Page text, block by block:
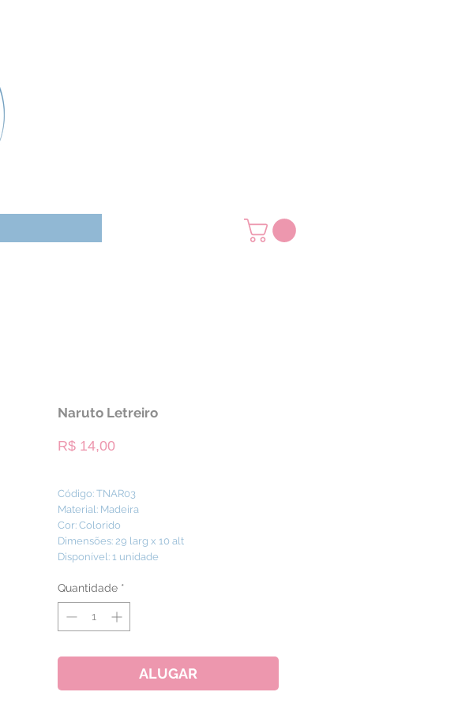
Naruto Letreiro
R$ 14,00Preço
Código: TNAR03
Material: Madeira
Cor: Colorido
Dimensões: 29 larg x 10 alt
Disponível: 1 unidade
Quantidade *
ALUGAR